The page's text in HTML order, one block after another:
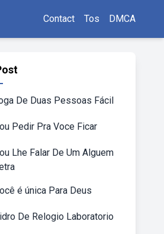
Contact Tos DMCA
De Duas Pessoas Fácil
Pedir Pra Voce Ficar
Lhe Falar De Um Alguem
é única Para Deus
De Relogio Laboratorio